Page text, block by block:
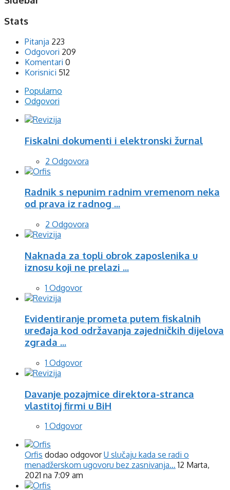
Stats
Pitanja 223
Odgovori 209
Komentari 0
Korisnici 512
Popularno
Odgovori
Fiskalni dokumenti i elektronski žurnal
2 Odgovora
Radnik s nepunim radnim vremenom neka
od prava iz radnog ...
2 Odgovora
Naknada za topli obrok zaposlenika u
iznosu koji ne prelazi ...
1 Odgovor
Evidentiranje prometa putem fiskalnih
uređaja kod održavanja zajedničkih dijelova
zgrada ...
1 Odgovor
Davanje pozajmice direktora-stranca
vlastitoj firmi u BiH
1 Odgovor
Orfis dodao odgovorU slučaju kada se radi o
menadžerskom ugovoru bez zasnivanja… 12 Marta,
2021 na 7:09 am